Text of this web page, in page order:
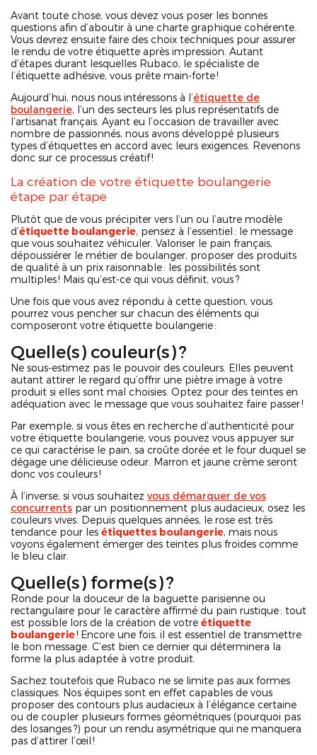
Avant toute chose, vous devez vous poser les bonnes
questions afin d’aboutir à une charte graphique cohérente.
Vous devrez ensuite faire des choix techniques pour assurer
le rendu de votre étiquette après impression. Autant
d’étapes durant lesquelles Rubaco, le spécialiste de
l’étiquette adhésive, vous prête main-forte !
Aujourd’hui, nous nous intéressons à l’étiquette de
boulangerie, l’un des secteurs les plus représentatifs de
l’artisanat français. Ayant eu l’occasion de travailler avec
nombre de passionnés, nous avons développé plusieurs
types d’étiquettes en accord avec leurs exigences. Revenons
donc sur ce processus créatif !
La création de votre étiquette boulangerie
étape par étape
Plutôt que de vous précipiter vers l’un ou l’autre modèle
d’étiquette boulangerie, pensez à l’essentiel : le message
que vous souhaitez véhiculer. Valoriser le pain français,
dépoussiérer le métier de boulanger, proposer des produits
de qualité à un prix raisonnable : les possibilités sont
multiples ! Mais qu’est-ce qui vous définit, vous ?
Une fois que vous avez répondu à cette question, vous
pourrez vous pencher sur chacun des éléments qui
composeront votre étiquette boulangerie :
Quelle(s) couleur(s) ?
Ne sous-estimez pas le pouvoir des couleurs. Elles peuvent
autant attirer le regard qu’offrir une piètre image à votre
produit si elles sont mal choisies. Optez pour des teintes en
adéquation avec le message que vous souhaitez faire passer !
Par exemple, si vous êtes en recherche d’authenticité pour
votre étiquette boulangerie, vous pouvez vous appuyer sur
ce qui caractérise le pain, sa croûte dorée et le four duquel se
dégage une délicieuse odeur. Marron et jaune crème seront
donc vos couleurs !
À l’inverse, si vous souhaitez vous démarquer de vos
concurrents par un positionnement plus audacieux, osez les
couleurs vives. Depuis quelques années, le rose est très
tendance pour les étiquettes boulangerie, mais nous
voyons également émerger des teintes plus froides comme
le bleu clair.
Quelle(s) forme(s) ?
Ronde pour la douceur de la baguette parisienne ou
rectangulaire pour le caractère affirmé du pain rustique : tout
est possible lors de la création de votre étiquette
boulangerie! Encore une fois, il est essentiel de transmettre
le bon message. C’est bien ce dernier qui déterminera la
forme la plus adaptée à votre produit.
Sachez toutefois que Rubaco ne se limite pas aux formes
classiques. Nos équipes sont en effet capables de vous
proposer des contours plus audacieux à l’élégance certaine
ou de coupler plusieurs formes géométriques (pourquoi pas
des losanges ?) pour un rendu asymétrique qui ne manquera
pas d’attirer l’œil !